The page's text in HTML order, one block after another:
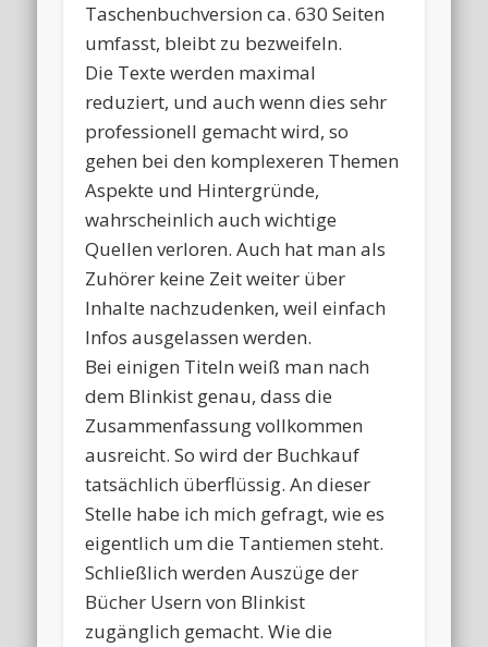
Taschenbuchversion ca. 630 Seiten
umfasst, bleibt zu bezweifeln.
Die Texte werden maximal
reduziert, und auch wenn dies sehr
professionell gemacht wird, so
gehen bei den komplexeren Themen
Aspekte und Hintergründe,
wahrscheinlich auch wichtige
Quellen verloren. Auch hat man als
Zuhörer keine Zeit weiter über
Inhalte nachzudenken, weil einfach
Infos ausgelassen werden.
Bei einigen Titeln weiß man nach
dem Blinkist genau, dass die
Zusammenfassung vollkommen
ausreicht. So wird der Buchkauf
tatsächlich überflüssig. An dieser
Stelle habe ich mich gefragt, wie es
eigentlich um die Tantiemen steht.
Schließlich werden Auszüge der
Bücher Usern von Blinkist
zugänglich gemacht. Wie die